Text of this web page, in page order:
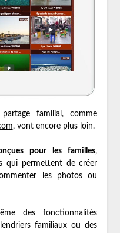
familial, comme
, vont encore plus loin.
pour les familles,
qui permettent de créer
les photos ou
des fonctionnalités
familiaux ou des